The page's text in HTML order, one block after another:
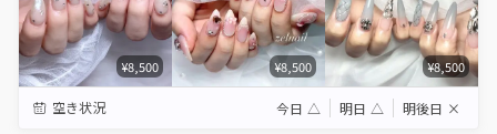
¥8,500 ¥8,500 ¥8,500
空き状況 今日 △ 明日 △ 明後日 ×